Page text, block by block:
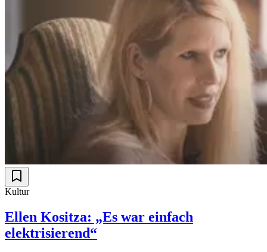
Kultur
Ellen Kositza: „Es war einfach
elektrisierend“